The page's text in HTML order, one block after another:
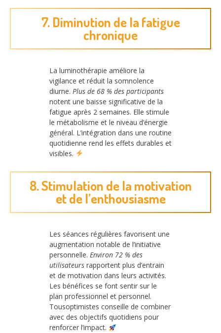
7. Diminution de la fatigue
chronique
La luminothérapie améliore la
vigilance et réduit la somnolence
diurne. Plus de 68 % des participants
notent une baisse significative de la
fatigue après 2 semaines. Elle stimule
le métabolisme et le niveau d’énergie
général. L’intégration dans une routine
quotidienne rend les effets durables et
visibles.
8. Stimulation de la motivation
et de l’enthousiasme
Les séances régulières favorisent une
augmentation notable de l’initiative
personnelle. Environ 72 % des
utilisateurs rapportent plus d’entrain
et de motivation dans leurs activités.
Les bénéfices se font sentir sur le
plan professionnel et personnel.
Tousoptimistes conseille de combiner
avec des objectifs quotidiens pour
renforcer l’impact.